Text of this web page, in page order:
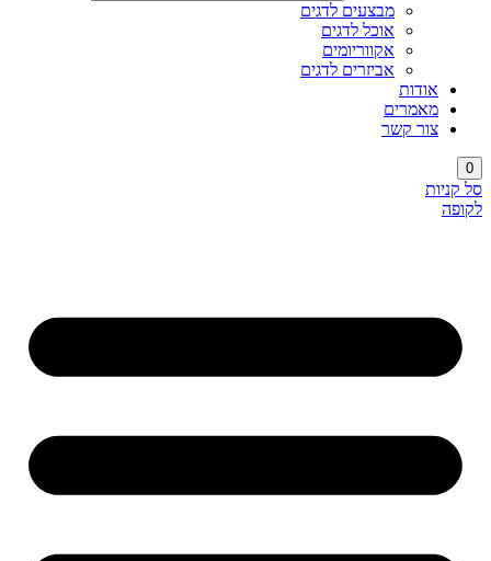
מבצעים לדגים
אוכל לדגים
אקווריומים
אביזרים לדגים
אודות
מאמרים
צור קשר
0
סל קניות
לקופה